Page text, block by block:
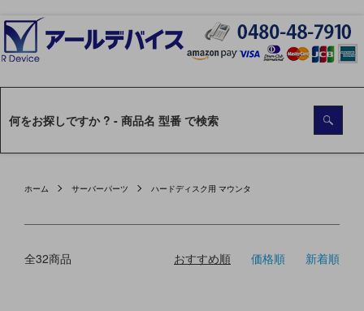
ホーム サーバーパーツ ハードディスク用 マウンタ
全32商品 おすすめ順 価格順 新着順